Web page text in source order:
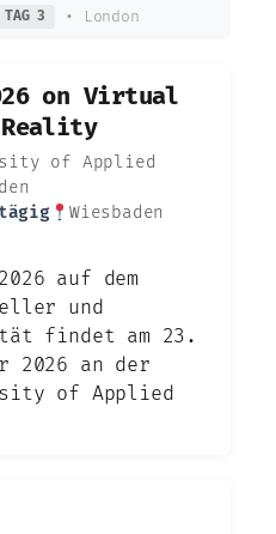
TAG 3 • London
on Virtual
Reality
of Applied
Wiesbaden
auf dem
und
findet am 23.
2026 an der
of Applied